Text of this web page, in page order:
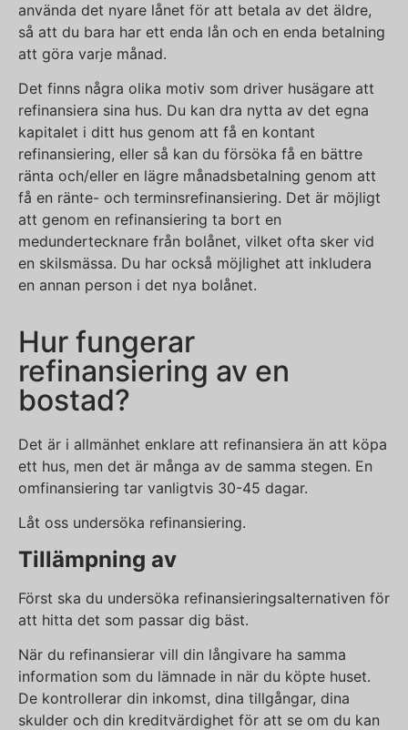
använda det nyare lånet för att betala av det äldre,
så att du bara har ett enda lån och en enda betalning
att göra varje månad.
Det finns några olika motiv som driver husägare att
refinansiera sina hus. Du kan dra nytta av det egna
kapitalet i ditt hus genom att få en kontant
refinansiering, eller så kan du försöka få en bättre
ränta och/eller en lägre månadsbetalning genom att
få en ränte- och terminsrefinansiering. Det är möjligt
att genom en refinansiering ta bort en
medundertecknare från bolånet, vilket ofta sker vid
en skilsmässa. Du har också möjlighet att inkludera
en annan person i det nya bolånet.
Hur fungerar
refinansiering av en
bostad?
Det är i allmänhet enklare att refinansiera än att köpa
ett hus, men det är många av de samma stegen. En
omfinansiering tar vanligtvis 30-45 dagar.
Låt oss undersöka refinansiering.
Tillämpning av
Först ska du undersöka refinansieringsalternativen för
att hitta det som passar dig bäst.
När du refinansierar vill din långivare ha samma
information som du lämnade in när du köpte huset.
De kontrollerar din inkomst, dina tillgångar, dina
skulder och din kreditvärdighet för att se om du kan